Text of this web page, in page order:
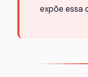
expõe essa